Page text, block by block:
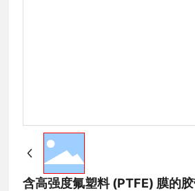
含高强度氟塑料 (PTFE) 膜的